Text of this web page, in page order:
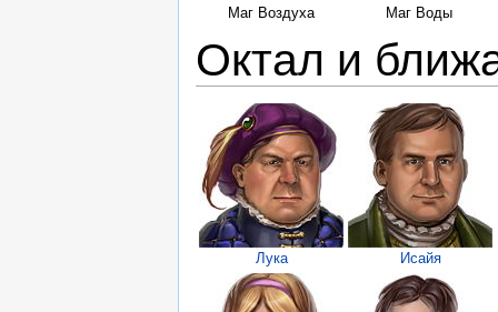
Маг Воздуха Маг Воды
Октал и
Лука Исайя